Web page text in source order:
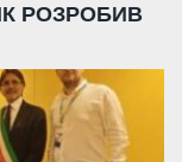
РОЗРОБИВ